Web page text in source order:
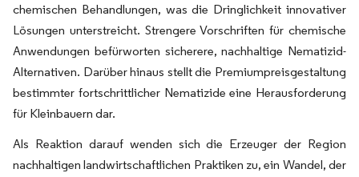
chemischen Behandlungen, was die Dringlichkeit innovativer
Lösungen unterstreicht. Strengere Vorschriften für chemische
Anwendungen befürworten sicherere, nachhaltige Nematizid-
Alternativen. Darüber hinaus stellt die Premiumpreisgestaltung
bestimmter fortschrittlicher Nematizide eine Herausforderung
für Kleinbauern dar.
Als Reaktion darauf wenden sich die Erzeuger der Region
nachhaltigen landwirtschaftlichen Praktiken zu, ein Wandel, der